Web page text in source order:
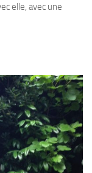
elle, avec une